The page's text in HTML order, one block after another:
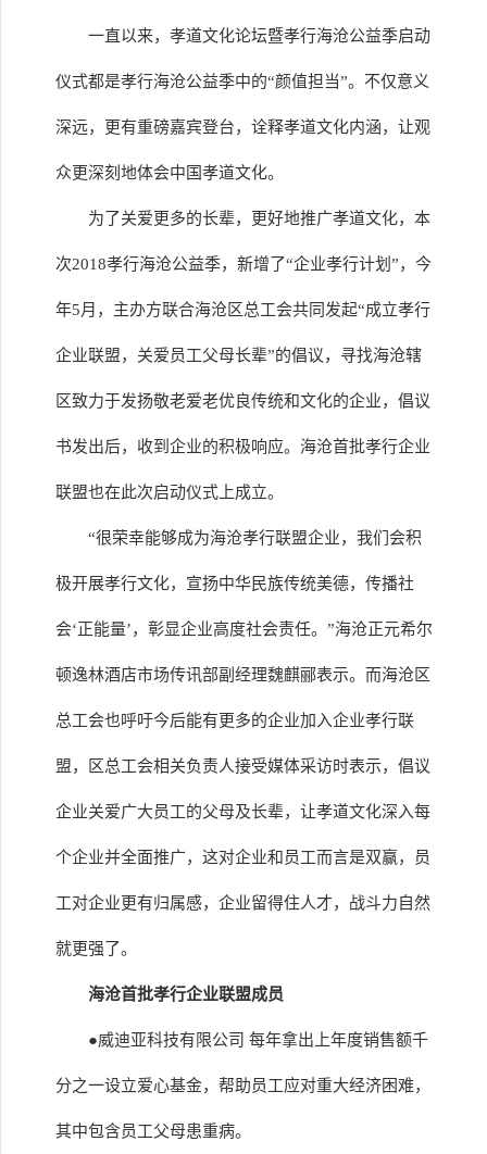
一直以来，孝道文化论坛暨孝行海沧公益季启动
仪式都是孝行海沧公益季中的“颜值担当”。不仅意义
深远，更有重磅嘉宾登台，诠释孝道文化内涵，让观
众更深刻地体会中国孝道文化。
为了关爱更多的长辈，更好地推广孝道文化，本
次2018孝行海沧公益季，新增了“企业孝行计划”，今
年5月，主办方联合海沧区总工会共同发起“成立孝行
企业联盟，关爱员工父母长辈”的倡议，寻找海沧辖
区致力于发扬敬老爱老优良传统和文化的企业，倡议
书发出后，收到企业的积极响应。海沧首批孝行企业
联盟也在此次启动仪式上成立。
“很荣幸能够成为海沧孝行联盟企业，我们会积
极开展孝行文化，宣扬中华民族传统美德，传播社
会‘正能量’，彰显企业高度社会责任。”海沧正元希尔
顿逸林酒店市场传讯部副经理魏麒郦表示。而海沧区
总工会也呼吁今后能有更多的企业加入企业孝行联
盟，区总工会相关负责人接受媒体采访时表示，倡议
企业关爱广大员工的父母及长辈，让孝道文化深入每
个企业并全面推广，这对企业和员工而言是双赢，员
工对企业更有归属感，企业留得住人才，战斗力自然
就更强了。
海沧首批孝行企业联盟成员
●威迪亚科技有限公司 每年拿出上年度销售额千
分之一设立爱心基金，帮助员工应对重大经济困难，
其中包含员工父母患重病。